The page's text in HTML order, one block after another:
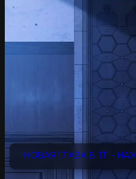
НОВАЯ ГЛАВА В ТГ -